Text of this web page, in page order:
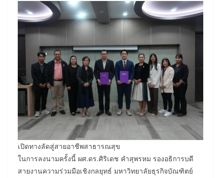
เปิดทางลัดสู่สายอาชีพสาธารณสุข
ในการลงนามครั้งนี้ ผศ.ดร.ศิริเดช คำสุพรหม รองอธิการบดี
สายงานความร่วมมือเชิงกลยุทธ์ มหาวิทยาลัยธุรกิจบัณฑิตย์